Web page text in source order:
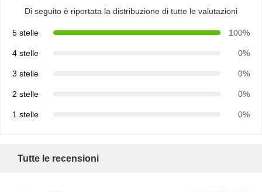
imballaggi per alimenti e bevande
Di seguito è riportata la distribuzione di tutte le valutazioni
5 stelle 100%
4 stelle 0%
3 stelle 0%
2 stelle 0%
1 stelle 0%
Tutte le recensioni